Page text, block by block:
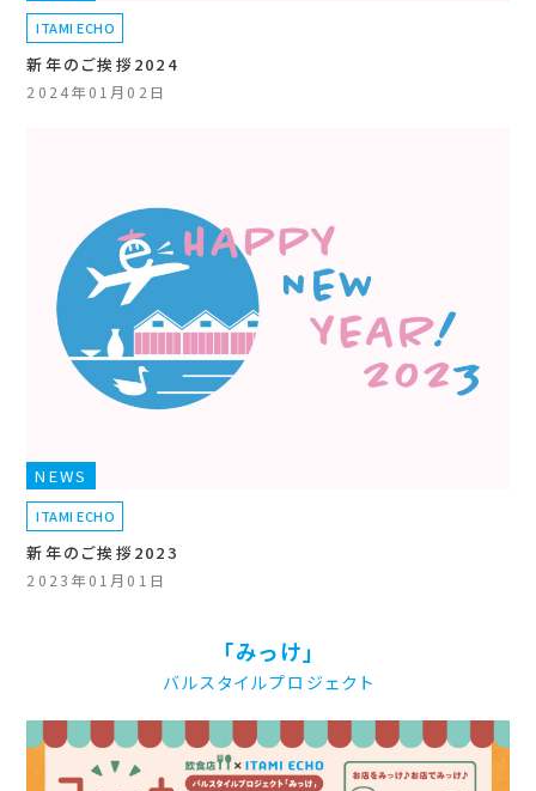
ITAMI ECHO
新年のご挨拶2024
2024年01月02日
NEWS
ITAMI ECHO
新年のご挨拶2023
2023年01月01日
「みっけ」
バルスタイルプロジェクト